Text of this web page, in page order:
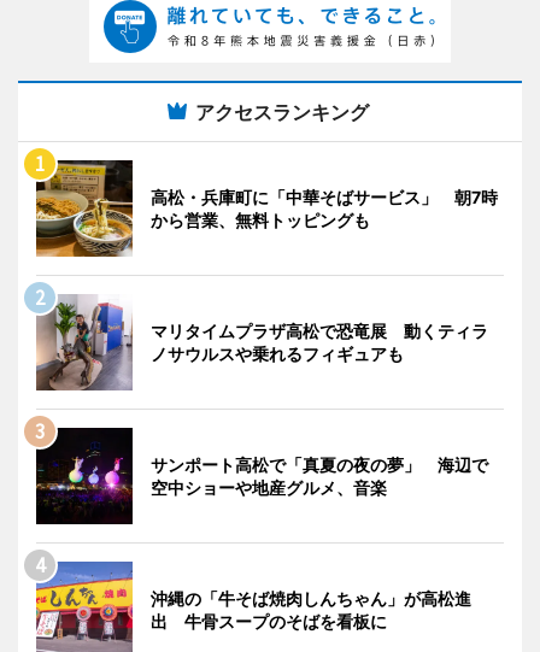
アクセスランキング
高松・兵庫町に「中華そばサービス」 朝7時
から営業、無料トッピングも
マリタイムプラザ高松で恐竜展 動くティラ
ノサウルスや乗れるフィギュアも
サンポート高松で「真夏の夜の夢」 海辺で
空中ショーや地産グルメ、音楽
沖縄の「牛そば焼肉しんちゃん」が高松進
出 牛骨スープのそばを看板に